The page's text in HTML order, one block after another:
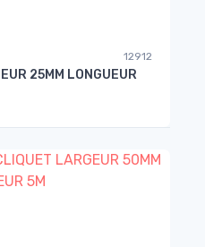
12912
25MM LONGUEUR